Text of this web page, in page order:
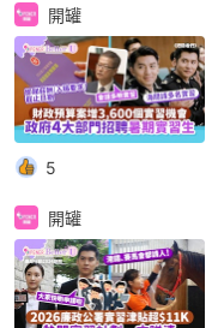
開罐
5
開罐